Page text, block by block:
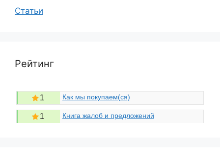
Статьи
Рейтинг
1 Как мы покупаем(ся)
1 Книга жалоб и предложений